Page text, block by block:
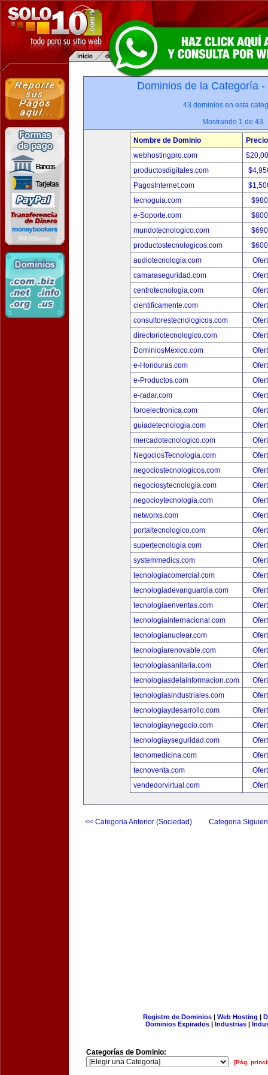
Dominios de la Categoría -
43 dominios en esta
Mostrando 1 de 43
Nombre de Dominio
Precio
webhostingpro.com
productosdigitales.com
PagosInternet.com
tecnoguia.com
e-Soporte.com
mundotecnologico.com
productostecnologicos.com
audiotecnologia.com
camaraseguridad.com
centrotecnologia.com
cientificamente.com
consultorestecnologicos.com
directoriotecnologico.com
DominiosMexico.com
e-Honduras.com
e-Productos.com
e-radar.com
foroelectronica.com
guiadetecnologia.com
mercadotecnologico.com
NegociosTecnologia.com
negociostecnologicos.com
negociosytecnologia.com
negocioytecnologia.com
networxs.com
portaltecnologico.com
supertecnologia.com
systemmedics.com
tecnologiacomercial.com
tecnologiadevanguardia.com
tecnologiaenventas.com
tecnologiainternacional.com
tecnologianuclear.com
tecnologiarenovable.com
tecnologiasanitaria.com
tecnologiasdelainformacion.com
tecnologiasindustriales.com
tecnologiaydesarrollo.com
tecnologiaynegocio.com
tecnologiayseguridad.com
tecnomedicina.com
tecnoventa.com
vendedorvirtual.com
<< Categoria Anterior (Sociedad) Categoria
Registro de Dominios| Web Hosting |
Dominios Expirados | Industrias |
Categorías de Dominio:
[Pág.